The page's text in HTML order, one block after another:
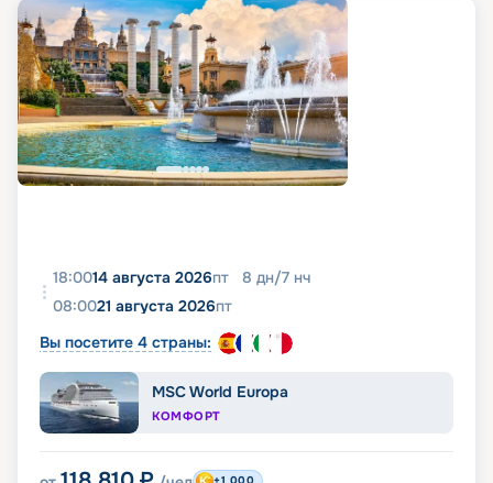
18:0014 августа 2026пт 8 дн/7 нч
08:0021 августа 2026пт
Вы посетите 4 страны:
MSC World Europa
КОМФОРТ